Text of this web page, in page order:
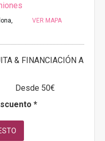
VER MAPA
& FINANCIACIÓN A
Desde 50€
*